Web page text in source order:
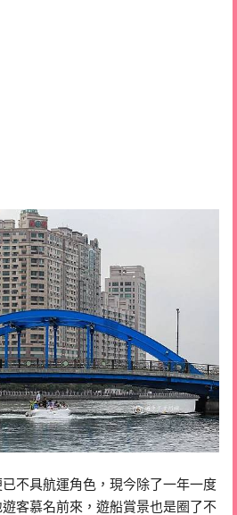
不具航運角色，現今除了一年一度
客慕名前來，遊船賞景也是圈了不